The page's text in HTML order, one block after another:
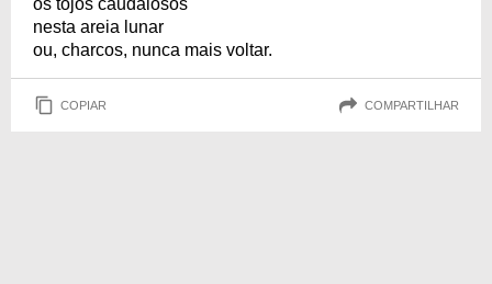
os tojos caudalosos
nesta areia lunar
ou, charcos, nunca mais voltar.
COPIAR COMPARTILHAR